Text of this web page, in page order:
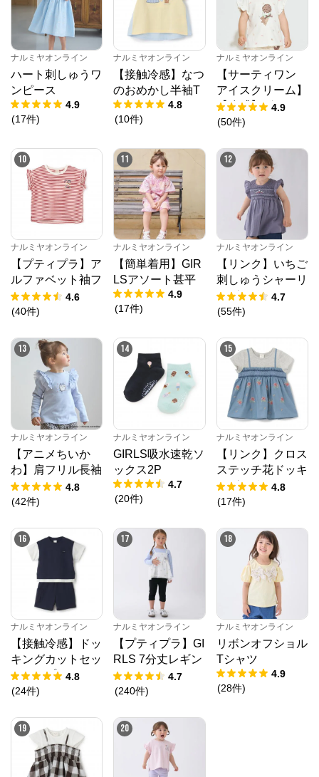
ナルミヤオンライン
ハート刺しゅうワ
ンピース
4.9
(17件)
ナルミヤオンライン
【接触冷感】なつ
のおめかし半袖T
4.8
(10件)
ナルミヤオンライン
【サーティワン
アイスクリーム】
【冷感】グラフィ
ック半袖Tシャツ
4.9
(50件)
10
ナルミヤオンライン
【プティプラ】ア
ルファベット袖フ
リルTシャツ
4.6
(40件)
11
ナルミヤオンライン
【簡単着用】GIR
LSアソート甚平
4.9
(17件)
12
ナルミヤオンライン
【リンク】いちご
刺しゅうシャーリ
ングチュニック
4.7
(55件)
13
ナルミヤオンライン
【アニメちいか
わ】肩フリル長袖
Tシャツ
4.8
(42件)
14
ナルミヤオンライン
GIRLS吸水速乾ソ
ックス2P
4.7
(20件)
15
ナルミヤオンライン
【リンク】クロス
ステッチ花ドッキ
ングTシャツ
4.8
(17件)
16
ナルミヤオンライン
【接触冷感】ドッ
キングカットセッ
トアップ
4.8
(24件)
17
ナルミヤオンライン
【プティプラ】GI
RLS 7分丈レギン
ス
4.7
(240件)
18
ナルミヤオンライン
リボンオフショル
Tシャツ
4.9
(28件)
19 20